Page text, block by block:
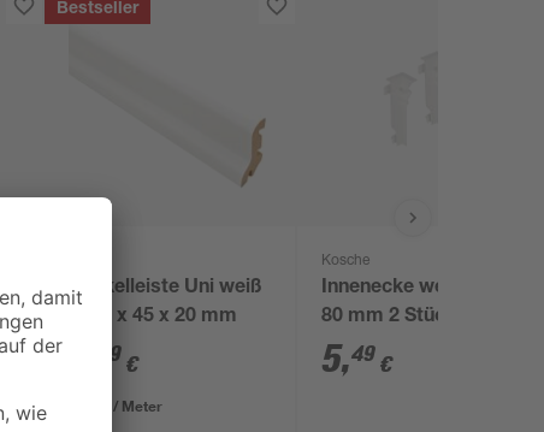
Bestseller
Sockelleiste Uni weiß
2400 x 45 x 20 mm
99 €
3,33 € / Meter
Kosche
Innenecke weiß 16 x
80 mm 2 Stück
5,49 €